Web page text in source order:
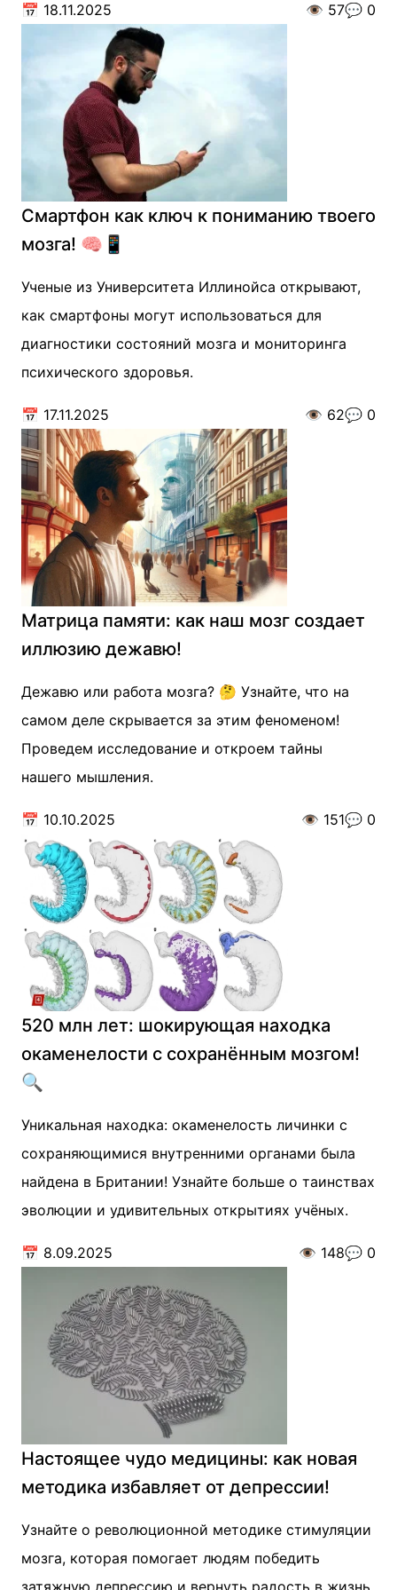
📅 18.11.2025 👁️ 57💬 0
Смартфон как ключ к пониманию твоего
мозга! 🧠📱
Ученые из Университета Иллинойса открывают,
как смартфоны могут использоваться для
диагностики состояний мозга и мониторинга
психического здоровья.
📅 17.11.2025 👁️ 62💬 0
Матрица памяти: как наш мозг создает
иллюзию дежавю!
Дежавю или работа мозга? 🤔 Узнайте, что на
самом деле скрывается за этим феноменом!
Проведем исследование и откроем тайны
нашего мышления.
📅 10.10.2025 👁️ 151💬 0
520 млн лет: шокирующая находка
окаменелости с сохранённым мозгом!
🔍
Уникальная находка: окаменелость личинки с
сохраняющимися внутренними органами была
найдена в Британии! Узнайте больше о таинствах
эволюции и удивительных открытиях учёных.
📅 8.09.2025 👁️ 148💬 0
Настоящее чудо медицины: как новая
методика избавляет от депрессии!
Узнайте о революционной методике стимуляции
мозга, которая помогает людям победить
затяжную депрессию и вернуть радость в жизнь.